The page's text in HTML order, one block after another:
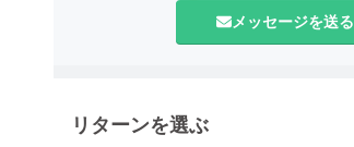
メッセージを送る
リターンを選ぶ